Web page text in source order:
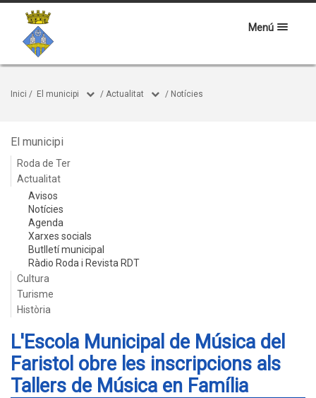
Menú
Inici / El municipi / Actualitat / Notícies
El municipi
Roda de Ter
Actualitat
Avisos
Notícies
Agenda
Xarxes socials
Butlletí municipal
Ràdio Roda i Revista RDT
Cultura
Turisme
Història
L'Escola Municipal de Música del
Faristol obre les inscripcions als
Tallers de Música en Família